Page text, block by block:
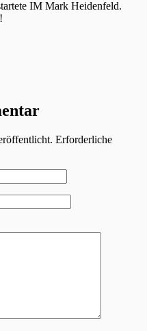
IM Mark Heidenfeld.
Erforderliche